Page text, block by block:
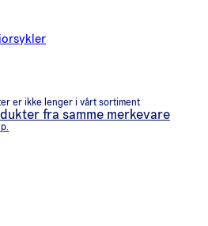
er ikke lenger i vårt sortiment
fra samme merkevare